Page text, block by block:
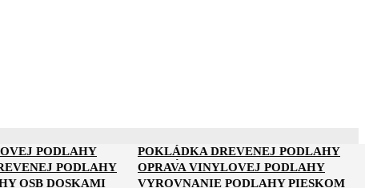
PODLAHY
POKLÁDKA DREVENEJ PODLAHY
PARKETY POKLÁDKA PARKIET
PODLAHY OPRAVA VINYLOVEJ PODLAHY
OSB DOSKAMI VYROVNANIE PODLAHY PIESKOM